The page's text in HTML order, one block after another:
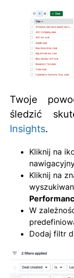
Twoje
śledzić
Insights.
Kliknij na
Kliknij na
W
Dodaj filtr